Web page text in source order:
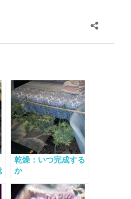
乾燥：いつ完成する
か